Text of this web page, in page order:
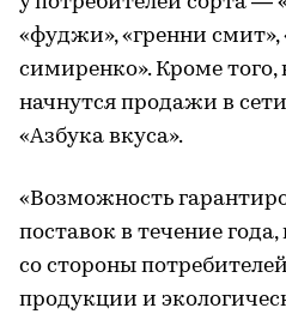
«фуджи», «гренни смит»,
симиренко». Кроме
начнутся продажи в
«Азбука вкуса».
«Возможность
поставок в течение
со стороны
продукции и